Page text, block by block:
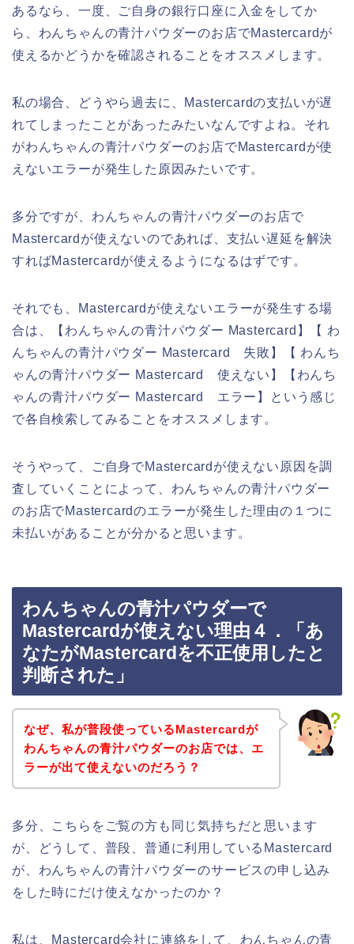
あるなら、一度、ご自身の銀行口座に入金をしてか
ら、わんちゃんの青汁パウダーのお店でMastercardが
使えるかどうかを確認されることをオススメします。
私の場合、どうやら過去に、Mastercardの支払いが遅
れてしまったことがあったみたいなんですよね。それ
がわんちゃんの青汁パウダーのお店でMastercardが使
えないエラーが発生した原因みたいです。
多分ですが、わんちゃんの青汁パウダーのお店で
Mastercardが使えないのであれば、支払い遅延を解決
すればMastercardが使えるようになるはずです。
それでも、Mastercardが使えないエラーが発生する場
合は、【わんちゃんの青汁パウダー Mastercard】【 わ
んちゃんの青汁パウダー Mastercard 失敗】【 わんち
ゃんの青汁パウダー Mastercard 使えない】【わんち
ゃんの青汁パウダー Mastercard エラー】という感じ
で各自検索してみることをオススメします。
そうやって、ご自身でMastercardが使えない原因を調
査していくことによって、わんちゃんの青汁パウダー
のお店でMastercardのエラーが発生した理由の１つに
未払いがあることが分かると思います。
わんちゃんの青汁パウダーで
Mastercardが使えない理由４．「あ
なたがMastercardを不正使用したと
判断された」
なぜ、私が普段使っているMastercardが
わんちゃんの青汁パウダーのお店では、エ
ラーが出て使えないのだろう？
多分、こちらをご覧の方も同じ気持ちだと思います
が、どうして、普段、普通に利用しているMastercard
が、わんちゃんの青汁パウダーのサービスの申し込み
をした時にだけ使えなかったのか？
私は、Mastercard会社に連絡をして、わんちゃんの青